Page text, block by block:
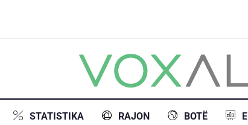
STATISTIKA RAJON BOTË